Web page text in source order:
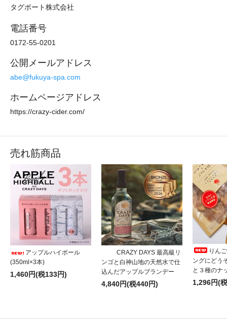
タグボート株式会社
電話番号
0172-55-0201
公開メールアドレス
abe@fukuya-spa.com
ホームページアドレス
https://crazy-cider.com/
売れ筋商品
アップルハイボール
(350ml×3本)
1,460円(税133円)
CRAZY DAYS 最高級リ
ンゴと白神山地の天然水で仕
込んだアップルブランデー
4,840円(税440円)
りん
ングにどう
と３種のナ
1,296円(